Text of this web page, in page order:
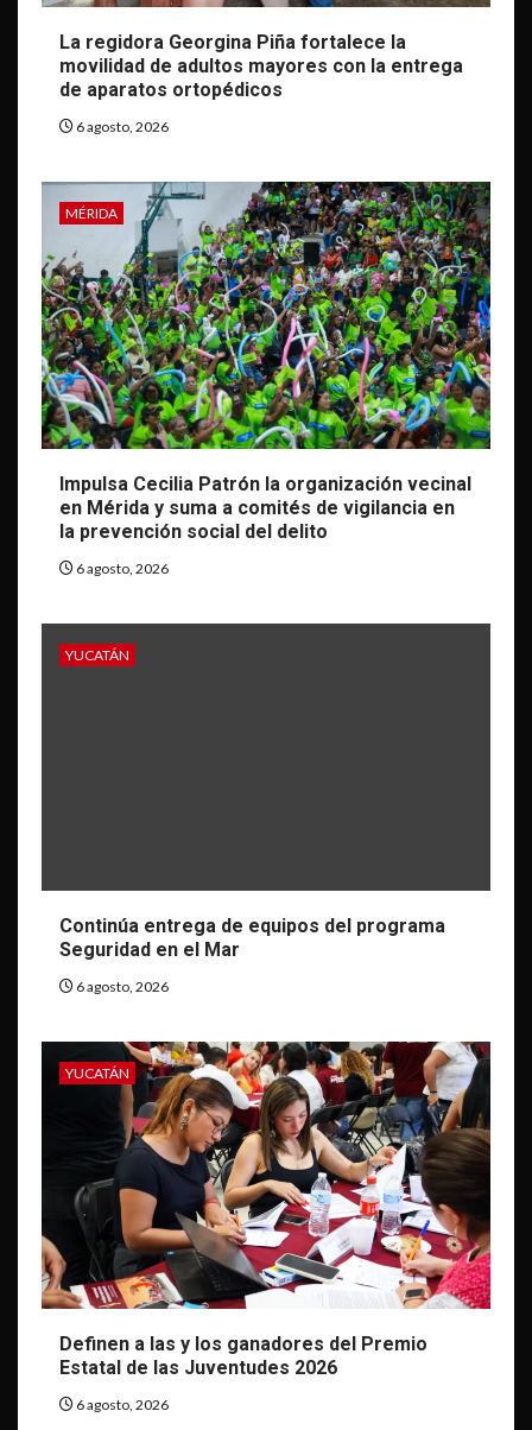
La regidora Georgina Piña fortalece la
movilidad de adultos mayores con la entrega
de aparatos ortopédicos
6 agosto, 2026
MÉRIDA
Impulsa Cecilia Patrón la organización vecinal
en Mérida y suma a comités de vigilancia en
la prevención social del delito
6 agosto, 2026
YUCATÁN
Continúa entrega de equipos del programa
Seguridad en el Mar
6 agosto, 2026
YUCATÁN
Definen a las y los ganadores del Premio
Estatal de las Juventudes 2026
6 agosto, 2026